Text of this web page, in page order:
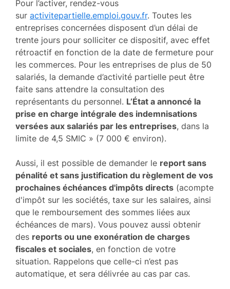
Pour l’activer, rendez-vous
sur activitepartielle.emploi.gouv.fr. Toutes les
entreprises concernées disposent d’un délai de
trente jours pour solliciter ce dispositif, avec effet
rétroactif en fonction de la date de fermeture pour
les commerces. Pour les entreprises de plus de 50
salariés, la demande d’activité partielle peut être
faite sans attendre la consultation des
représentants du personnel. L’État a annoncé la
prise en charge intégrale des indemnisations
versées aux salariés par les entreprises, dans la
limite de 4,5 SMIC » (7 000 € environ).
Aussi, il est possible de demander le report sans
pénalité et sans justification du règlement de vos
prochaines échéances d'impôts directs (acompte
d'impôt sur les sociétés, taxe sur les salaires, ainsi
que le remboursement des sommes liées aux
échéances de mars). Vous pouvez aussi obtenir
des reports ou une exonération de charges
fiscales et sociales, en fonction de votre
situation. Rappelons que celle-ci n’est pas
automatique, et sera délivrée au cas par cas.